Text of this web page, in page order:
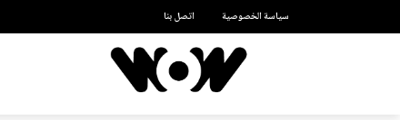
سياسة الخصوصية اتصل بنا